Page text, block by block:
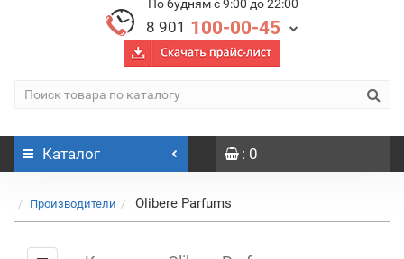
По будням с 9:00 до 22:00
8 901 100-00-45
Каталог : 0
Производители Olibere Parfums